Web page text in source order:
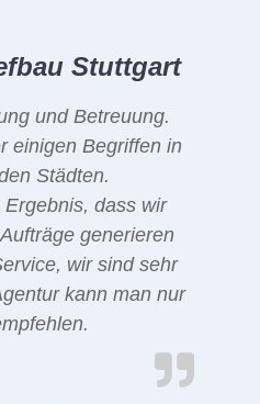
Stuttgart
und Betreuung.
einigen Begriffen in
Städten.
dass wir
generieren
wir sind sehr
kann man nur